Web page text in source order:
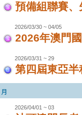
預備組聯賽
2026/03/30 ~ 04/05
2026年澳門
2026/03/31 ~ 29
第四屆東亞
2026/04/01 ~ 03